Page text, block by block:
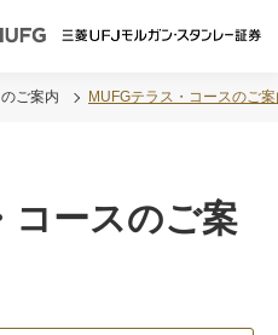
チカラになる。 三菱ＵＦＪモル
ご案内 MUFGテラス・コースのご
コースのご案